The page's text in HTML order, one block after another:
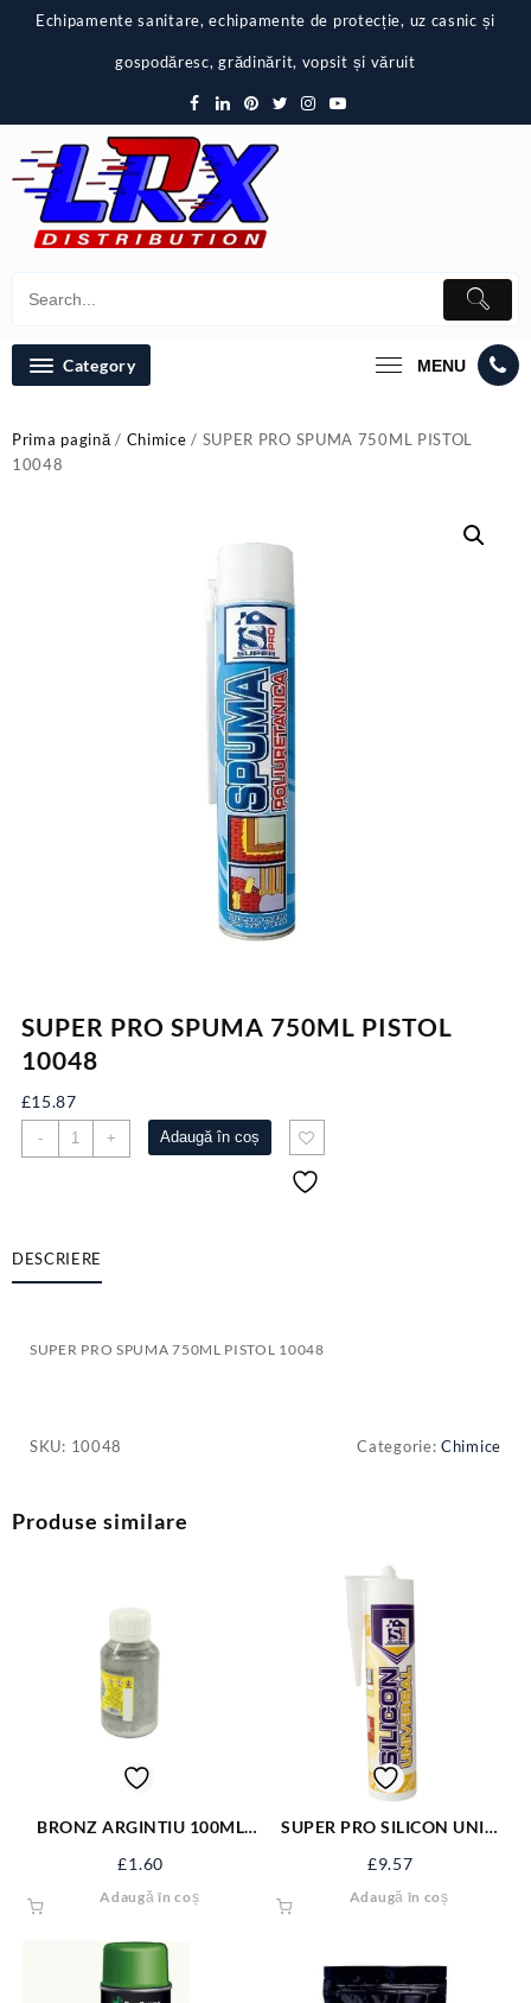
Echipamente sanitare, echipamente de protecție, uz casnic și
gospodăresc, grădinărit, vopsit și văruit
Category MENU
Prima pagină/ Chimice / SUPER PRO SPUMA 750ML PISTOL
10048
SUPER PRO SPUMA 750ML PISTOL
10048
£15.87
-
Cantitate
SUPER
PISTOL
10048
+ Adaugă în coș
DESCRIERE
SUPER PRO SPUMA 750ML PISTOL 10048
SKU: 10048 Categorie:Chimice
Produse similare
BRONZ ARGINTIU 100ML
£1.60
Adaugă în coș
SUPER PRO SILICON UNIV.
£9.57
Adaugă în coș